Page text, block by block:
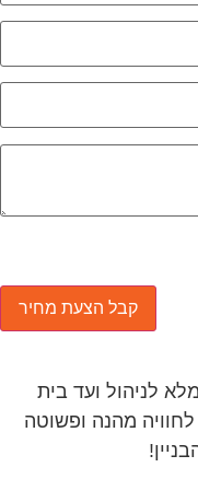
לניהול ועד בית
מהנה ופשוטה